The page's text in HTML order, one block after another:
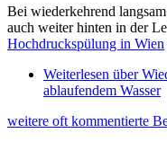
Bei wiederkehrend
auch weiter hinten in der
Hochdruckspülung in Wien
Weiterlesen über
ablaufendem Wasser
weitere oft kommentierte